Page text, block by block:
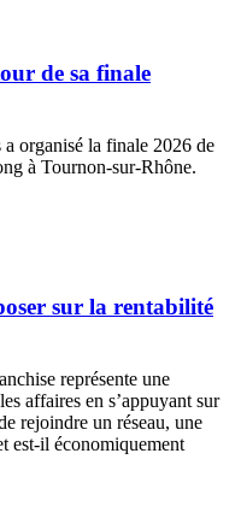
de sa finale
organisé la finale 2026 de
à Tournon-sur-Rhône.
sur la rentabilité
représente une
affaires en s’appuyant sur
rejoindre un réseau, une
est-il économiquement